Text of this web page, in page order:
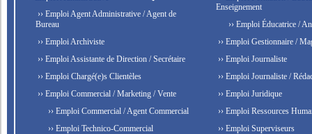
›› Emploi Agent Administrative / Agent de
Bureau
›› Emploi Archiviste
›› Emploi Assistante de Direction / Secrétaire
›› Emploi Chargé(e)s Clientèles
›› Emploi Commercial / Marketing / Vente
›› Emploi Commercial / Agent Commercial
›› Emploi Technico-Commercial
Enseignement
›› Emploi Éducatrice /
›› Emploi Gestionnaire /
›› Emploi Journaliste
›› Emploi Journaliste /
›› Emploi Juridique
›› Emploi Ressources
›› Emploi Superviseurs